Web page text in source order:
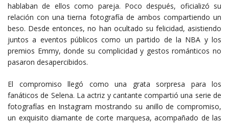
hablaban de ellos como pareja. Poco después, oficializó su
relación con una tierna fotografía de ambos compartiendo un
beso. Desde entonces, no han ocultado su felicidad, asistiendo
juntos a eventos públicos como un partido de la NBA y los
premios Emmy, donde su complicidad y gestos románticos no
pasaron desapercibidos.
El compromiso llegó como una grata sorpresa para los
fanáticos de Selena. La actriz y cantante compartió una serie de
fotografías en Instagram mostrando su anillo de compromiso,
un exquisito diamante de corte marquesa, acompañado de las